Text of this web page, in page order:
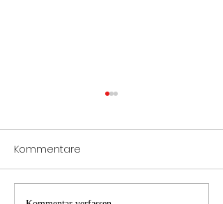
PKW Brand A1
Kommentare